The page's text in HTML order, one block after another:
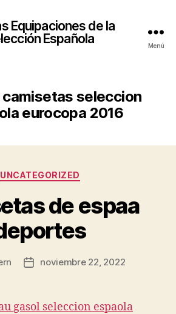
Equipaciones de la
Española
Menú
camisetas seleccion
eurocopa 2016
Categorías
UNCATEGORIZED
de espaa
Fecha
entrada
noviembre 22, 2022